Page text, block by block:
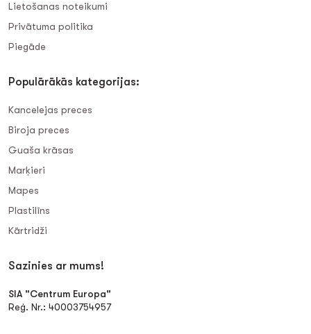
Lietošanas noteikumi
Privātuma politika
Piegāde
Populārākās kategorijas:
Kancelejas preces
Biroja preces
Guaša krāsas
Marķieri
Mapes
Plastilīns
Kārtridži
Sazinies ar mums!
SIA "Centrum Europa"
Reģ. Nr.: 40003754957